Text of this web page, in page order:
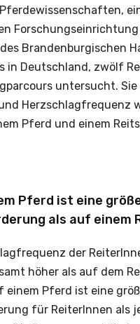
Brandenburgischen
in Deutschland, zwölf
untersucht.
Herzschlagfrequenz
Pferd und einem
Pferd ist eine
als auf einem
der
höher als auf dem
einem Pferd ist eine
für ReiterInnen als